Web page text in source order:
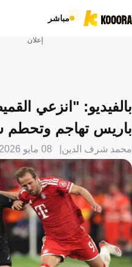
مباشر
إعلان
بالفيديو: "انزعي
باريس تهاجم وتحطم
محمد شرف الدين 08 مايو 2026